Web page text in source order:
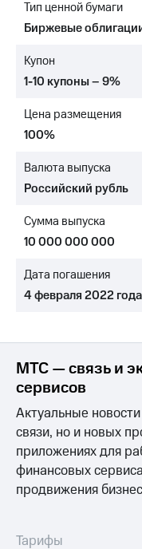
МТС
Контакты
в
регионе
и акционерам
управление
секретарь
информации
Информация
акционерам
Документы
ПАО
"МТС"
Собрания
акционеров
Личный
Тип ценной бумаги
Биржевые
Купон
1-10 купоны – 9%
Цена размещения
100%
Валюта выпуска
Российский рубль
Сумма выпуска
10 000 000 000
Дата погашения
4 февраля 2022 года
МТС — связь и
сервисов
Актуальные
связи, но и новых
приложениях для
финансовых
продвижения
Тарифы